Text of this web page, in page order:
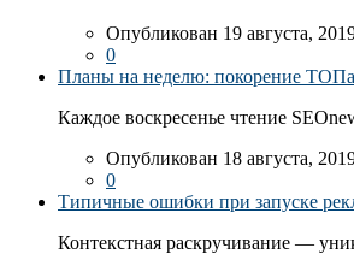
Опубликован 19 августа,
0
Планы на неделю: покорение ТОПа
Каждое воскресенье чтение
Опубликован 18 августа,
0
Типичные ошибки при запуске
Контекстная раскручивание —